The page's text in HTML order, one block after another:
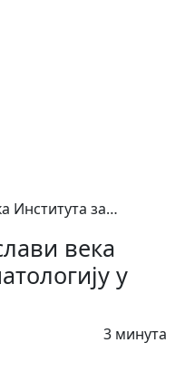
Института за…
века
у
3 минута